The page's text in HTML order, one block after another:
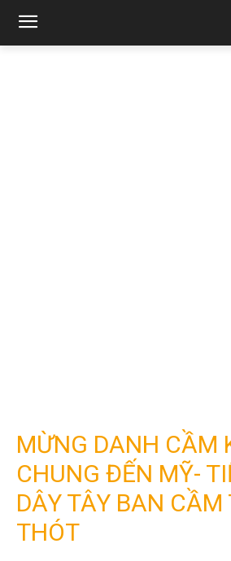
MỪNG DANH CẦM
CHUNG ĐẾN MỸ-
DÂY TÂY BAN
THÓT